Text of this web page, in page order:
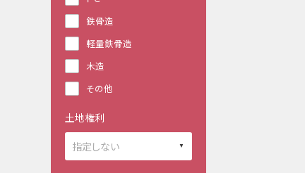
鉄骨造
軽量鉄骨造
木造
その他
土地権利